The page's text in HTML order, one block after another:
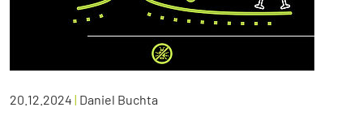
20.12.2024 | Daniel Buchta